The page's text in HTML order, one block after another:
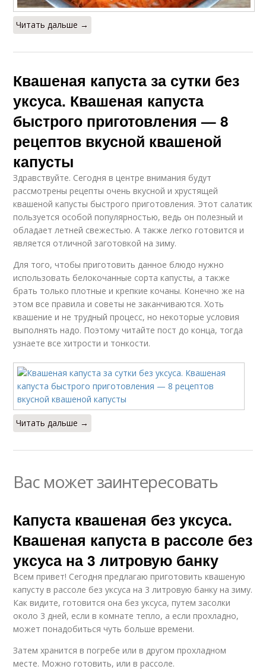
Читать дальше →
Квашеная капуста за сутки без
уксуса. Квашеная капуста
быстрого приготовления — 8
рецептов вкусной квашеной
капусты
Здравствуйте. Сегодня в центре внимания будут
рассмотрены рецепты очень вкусной и хрустящей
квашеной капусты быстрого приготовления. Этот салатик
пользуется особой популярностью, ведь он полезный и
обладает летней свежестью. А также легко готовится и
является отличной заготовкой на зиму.
Для того, чтобы приготовить данное блюдо нужно
использовать белокочанные сорта капусты, а также
брать только плотные и крепкие кочаны. Конечно же на
этом все правила и советы не заканчиваются. Хоть
квашение и не трудный процесс, но некоторые условия
выполнять надо. Поэтому читайте пост до конца, тогда
узнаете все хитрости и тонкости.
Читать дальше →
Вас может заинтересовать
Капуста квашеная без уксуса.
Квашеная капуста в рассоле без
уксуса на 3 литровую банку
Всем привет! Сегодня предлагаю приготовить квашеную
капусту в рассоле без уксуса на 3 литровую банку на зиму.
Как видите, готовится она без уксуса, путем засолки
около 3 дней, если в комнате тепло, а если прохладно,
может понадобиться чуть больше времени.
Затем хранится в погребе или в другом прохладном
месте. Можно готовить, или в рассоле.